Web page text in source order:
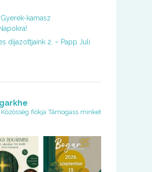
kamasz
díjazottjaink 2. – Papp Juli
fiókja Támogass minket